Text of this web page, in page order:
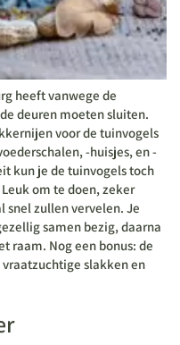
heeft vanwege de
deuren moeten sluiten.
voor de tuinvogels
-huisjes, en -
kun je de tuinvogels toch
om te doen, zeker
snel zullen vervelen. Je
samen bezig, daarna
raam. Nog een bonus: de
slakken en